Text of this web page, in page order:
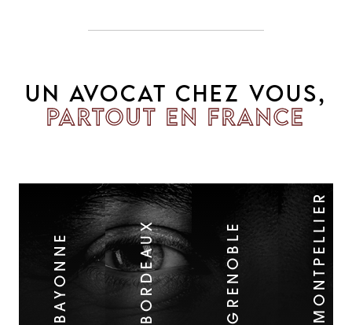
UN AVOCAT CHEZ VOUS,
PARTOUT EN FRANCE
BAYONNE BORDEAUX GRENOBLE MONTPELLIER